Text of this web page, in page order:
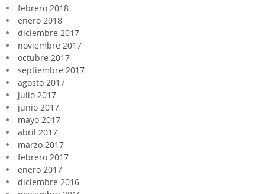
febrero 2018
enero 2018
diciembre 2017
noviembre 2017
octubre 2017
septiembre 2017
agosto 2017
julio 2017
junio 2017
mayo 2017
abril 2017
marzo 2017
febrero 2017
enero 2017
diciembre 2016